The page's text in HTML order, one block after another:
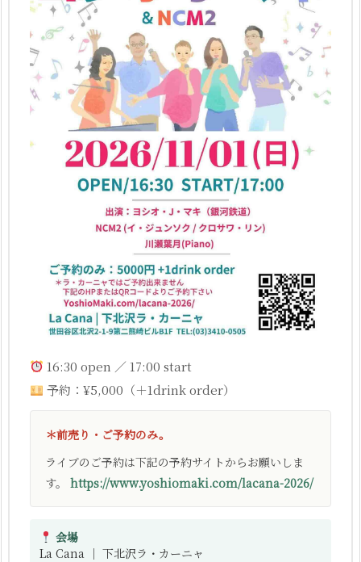
16:30 open ／ 17:00 start
予約：¥5,000（＋1drink order）
＊前売り・ご予約のみ。
ライブのご予約は下記の予約サイトからお願いしま
す。 https://www.yoshiomaki.com/lacana-2026/
会場
La Cana ｜ 下北沢ラ・カーニャ